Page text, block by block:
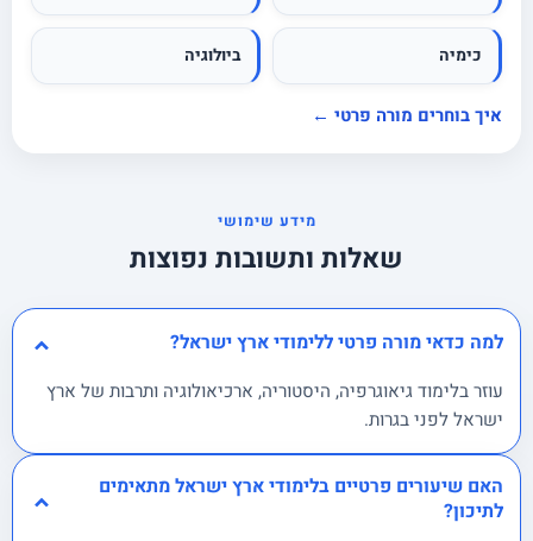
כימיה ביולוגיה
איך בוחרים מורה פרטי ←
מידע שימושי
שאלות ותשובות נפוצות
למה כדאי מורה פרטי ללימודי ארץ ישראל?
עוזר בלימוד גיאוגרפיה, היסטוריה, ארכיאולוגיה ותרבות של ארץ
ישראל לפני בגרות.
האם שיעורים פרטיים בלימודי ארץ ישראל מתאימים
לתיכון?